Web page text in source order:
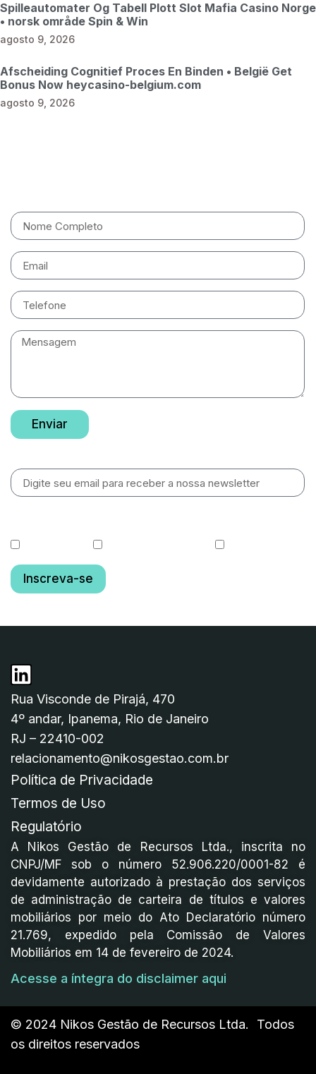
Spilleautomater Og Tabell Plott Slot Mafia Casino Norge
• norsk område Spin & Win
agosto 9, 2026
Afscheiding Cognitief Proces En Binden • België Get
Bonus Now heycasino-belgium.com
agosto 9, 2026
Enviar
Inscreva-se
Rua Visconde de Pirajá, 470
4º andar, Ipanema, Rio de Janeiro
RJ – 22410-002
relacionamento@nikosgestao.com.br
Política de Privacidade
Termos de Uso
Regulatório
A Nikos Gestão de Recursos Ltda., inscrita no
CNPJ/MF sob o número 52.906.220/0001-82 é
devidamente autorizado à prestação dos serviços
de administração de carteira de títulos e valores
mobiliários por meio do Ato Declaratório número
21.769, expedido pela Comissão de Valores
Mobiliários em 14 de fevereiro de 2024.
Acesse a íntegra do disclaimer aqui
© 2024 Nikos Gestão de Recursos Ltda. Todos
os direitos reservados